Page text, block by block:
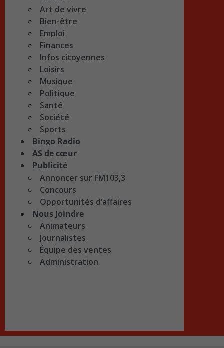
Art de vivre
Bien-être
Emploi
Finances
Infos citoyennes
Loisirs
Musique
Politique
Santé
Société
Sports
Bingo Radio
AS de cœur
Publicité
Annoncer sur FM103,3
Concours
Opportunités d’affaires
Nous Joindre
Animateurs
Journalistes
Équipe des ventes
Administration